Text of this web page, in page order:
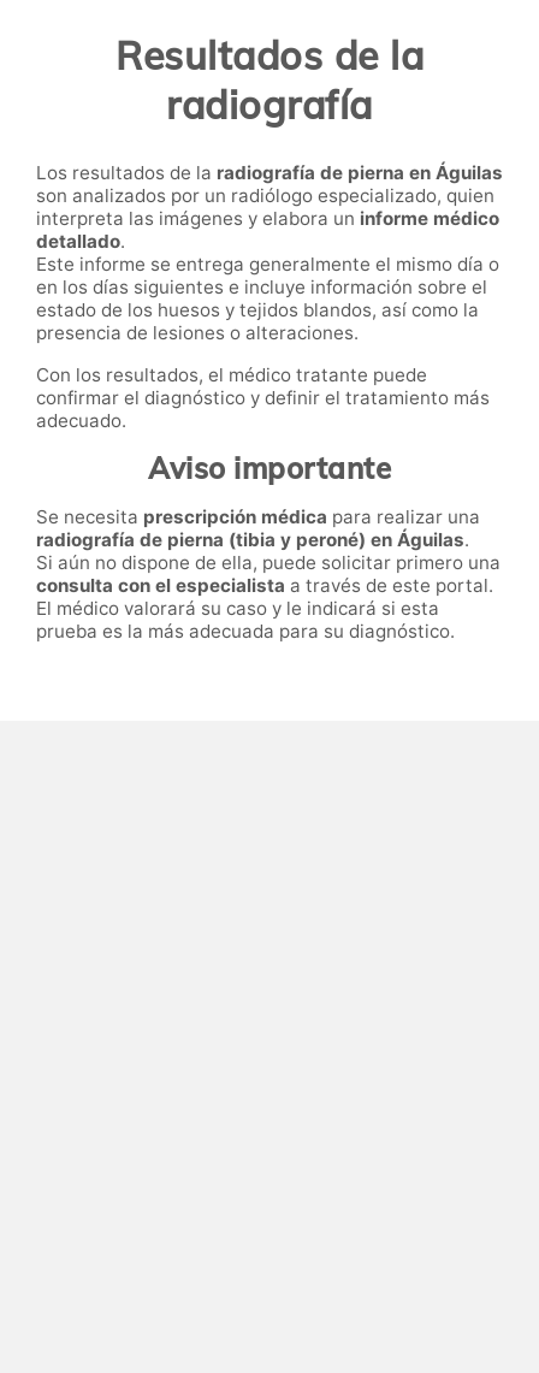
Resultados de la
radiografía
Los resultados de la radiografía de pierna en Águilas
son analizados por un radiólogo especializado, quien
interpreta las imágenes y elabora un informe médico
detallado.
Este informe se entrega generalmente el mismo día o
en los días siguientes e incluye información sobre el
estado de los huesos y tejidos blandos, así como la
presencia de lesiones o alteraciones.
Con los resultados, el médico tratante puede
confirmar el diagnóstico y definir el tratamiento más
adecuado.
Aviso importante
Se necesita prescripción médica para realizar una
radiografía de pierna (tibia y peroné) en Águilas.
Si aún no dispone de ella, puede solicitar primero una
consulta con el especialista a través de este portal.
El médico valorará su caso y le indicará si esta
prueba es la más adecuada para su diagnóstico.